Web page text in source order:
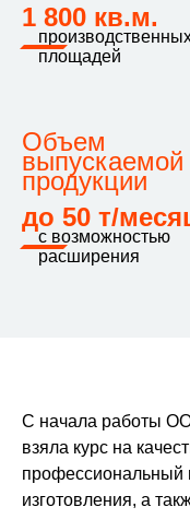
1 800 кв.м.
площадей
Объем
выпускаемой
продукции
до 50 т/
с возможностью
расширения
С начала работы
взяла курс на
профессиональный
изготовления, а